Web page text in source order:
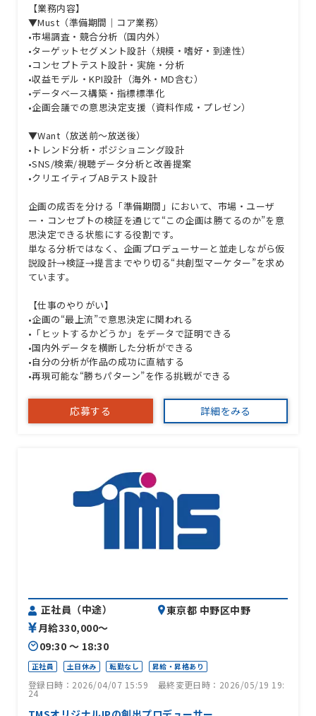
【業務内容】
▼Must（準備期間｜コア業務）
•市場調査・競合分析（国内外）
•ターゲットセグメント設計（規模・嗜好・到達性）
•コンセプトテスト設計・実施・分析
•収益モデル・KPI設計（海外・MD含む）
•データベース構築・指標標準化
•企画会議での意思決定支援（資料作成・プレゼン）
▼Want（放送前〜放送後）
•トレンド分析・ポジショニング設計
•SNS/検索/視聴データ分析と改善提案
•クリエイティブABテスト設計
企画の成否を分ける「準備期間」において、市場・ユーザ
ー・コンセプトの検証を通じて“この企画は勝てるのか”を意
思決定できる状態にする役割です。
単なる分析ではなく、企画プロデューサーと並走しながら仮
説設計→検証→提言までやり切る“共創型マーケター”を求め
ています。
【仕事のやりがい】
•企画の“最上流”で意思決定に関われる
•「ヒットするかどうか」をデータで証明できる
•国内外データを横断した分析ができる
•自分の分析が作品の成功に直結する
•再現可能な“勝ちパターン”を作る挑戦ができる
応募する 詳細をみる
正社員（中途）
月給330,000〜
09:30 〜 18:30
東京都 中野区中野
正社員 土日休み 転勤なし 昇給・昇格あり
登録日時：2026/04/07 15:59 最終変更日時：2026/05/19 19:
24